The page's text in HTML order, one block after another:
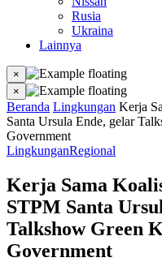
Rusia
Ukraina
Lainnya
×
×
Beranda Lingkungan Kerja
Santa Ursula Ende, gelar
Government
LingkunganRegional
Kerja Sama
STPM Santa
Talkshow Green
Government